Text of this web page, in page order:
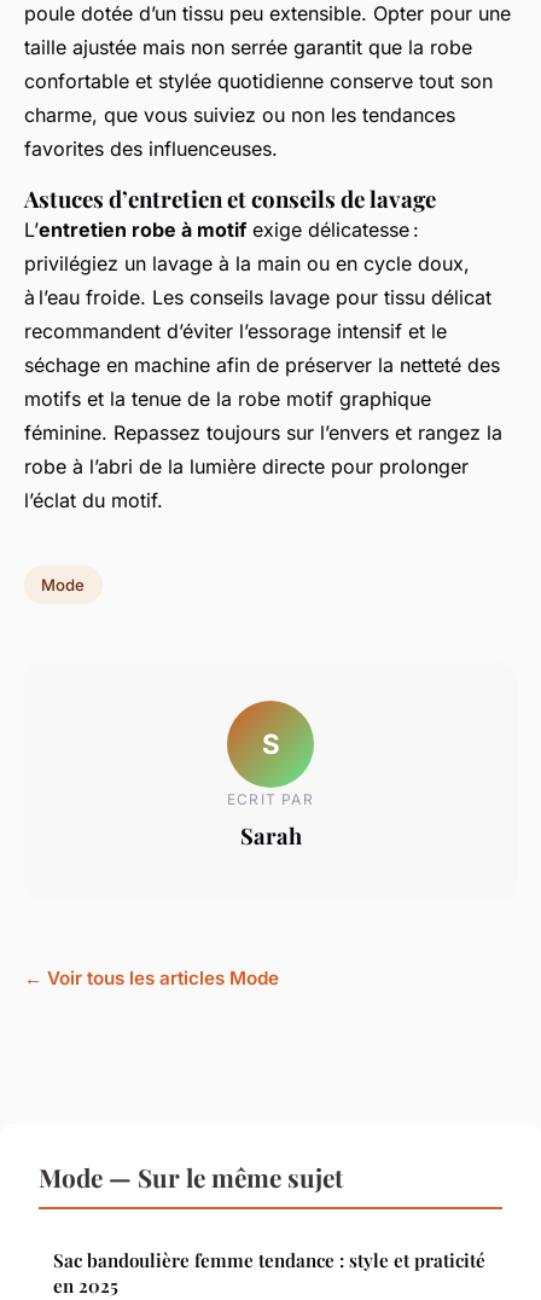
poule dotée d’un tissu peu extensible. Opter pour une
taille ajustée mais non serrée garantit que la robe
confortable et stylée quotidienne conserve tout son
charme, que vous suiviez ou non les tendances
favorites des influenceuses.
Astuces d’entretien et conseils de lavage
L’entretien robe à motifexige délicatesse :
privilégiez un lavage à la main ou en cycle doux,
à l’eau froide. Les conseils lavage pour tissu délicat
recommandent d’éviter l’essorage intensif et le
séchage en machine afin de préserver la netteté des
motifs et la tenue de la robe motif graphique
féminine. Repassez toujours sur l’envers et rangez la
robe à l’abri de la lumière directe pour prolonger
l’éclat du motif.
Mode
S
ECRIT PAR
Sarah
← Voir tous les articles Mode
Mode — Sur le même sujet
Sac bandoulière femme tendance : style et praticité
en 2025